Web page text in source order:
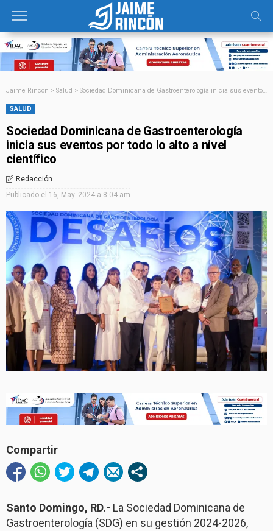
Jaime Rincon > Salud > Sociedad Dominicana de Gastroenterología inicia sus eventos por todo lo alto a nivel científico
SALUD
Sociedad Dominicana de Gastroenterología
inicia sus eventos por todo lo alto a nivel
científico
Redacción
Publicado el 16, May. 2024 a 8:04 am
Compartir
Santo Domingo, RD.- La Sociedad Dominicana de
Gastroenterología (SDG) en su gestión 2024-2026,